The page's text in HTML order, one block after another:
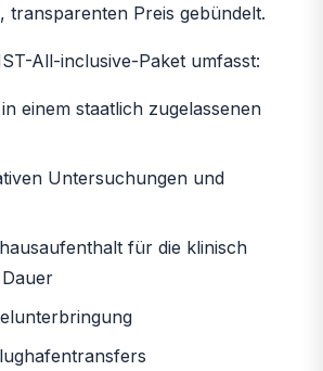
transparenten Preis gebündelt.
All-inclusive-Paket umfasst:
einem staatlich zugelassenen
Untersuchungen und
für die klinisch